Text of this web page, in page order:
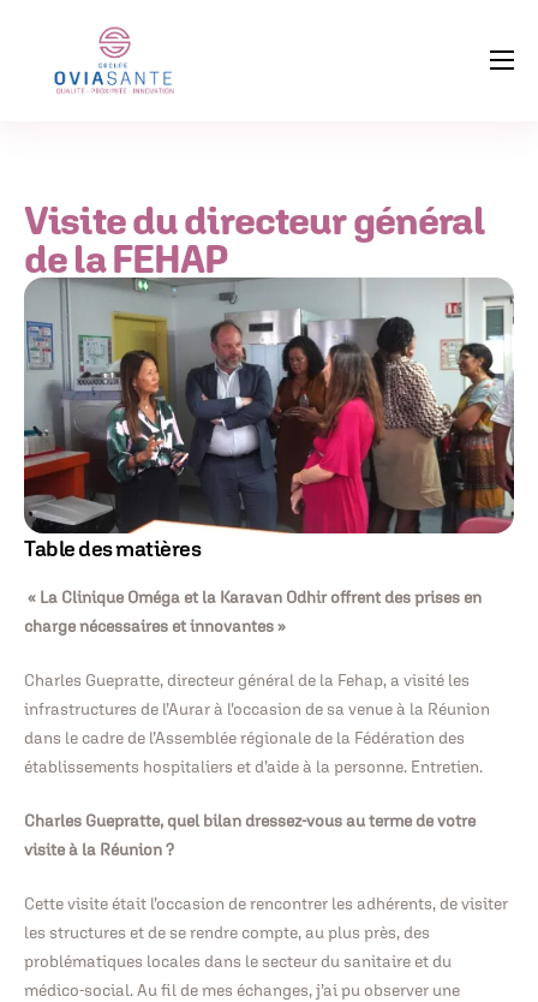
Néphrologie
Visite du directeur général
de la FEHAP
Table des matières
« La Clinique Oméga et la Karavan Odhir offrent des prises en
charge nécessaires et innovantes »
Charles Guepratte, directeur général de la Fehap, a visité les
infrastructures de l’Aurar à l’occasion de sa venue à la Réunion
dans le cadre de l’Assemblée régionale de la Fédération des
établissements hospitaliers et d’aide à la personne. Entretien.
Charles Guepratte, quel bilan dressez-vous au terme de votre
visite à la Réunion ?
Cette visite était l’occasion de rencontrer les adhérents, de visiter
les structures et de se rendre compte, au plus près, des
problématiques locales dans le secteur du sanitaire et du
médico-social. Au fil de mes échanges, j’ai pu observer une